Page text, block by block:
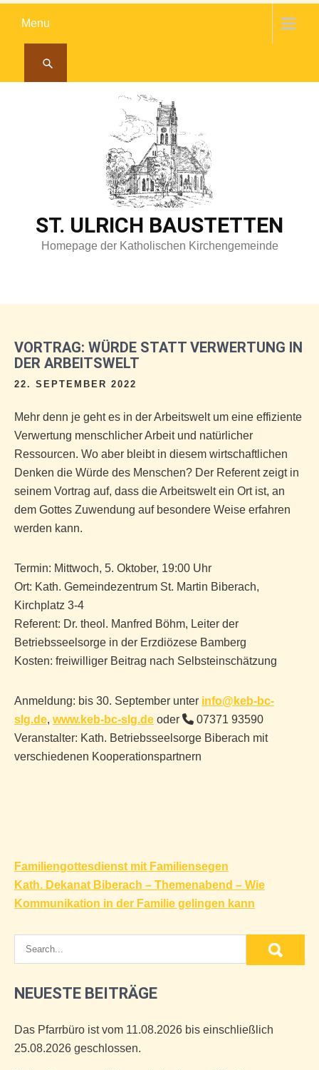
Menu
ST. ULRICH BAUSTETTEN
Homepage der Katholischen Kirchengemeinde
VORTRAG: WÜRDE STATT VERWERTUNG IN
DER ARBEITSWELT
22. SEPTEMBER 2022
Mehr denn je geht es in der Arbeitswelt um eine effiziente
Verwertung menschlicher Arbeit und natürlicher
Ressourcen. Wo aber bleibt in diesem wirtschaftlichen
Denken die Würde des Menschen? Der Referent zeigt in
seinem Vortrag auf, dass die Arbeitswelt ein Ort ist, an
dem Gottes Zuwendung auf besondere Weise erfahren
werden kann.
Termin: Mittwoch, 5. Oktober, 19:00 Uhr
Ort: Kath. Gemeindezentrum St. Martin Biberach,
Kirchplatz 3-4
Referent: Dr. theol. Manfred Böhm, Leiter der
Betriebsseelsorge in der Erzdiözese Bamberg
Kosten: freiwilliger Beitrag nach Selbsteinschätzung
Anmeldung: bis 30. September unter info@keb-bc-
slg.de, www.keb-bc-slg.de oder
07371 93590
Veranstalter: Kath. Betriebsseelsorge Biberach mit
verschiedenen Kooperationspartnern
Beitragsnavigation
Familiengottesdienst mit Familiensegen
Kath. Dekanat Biberach – Themenabend – Wie
Kommunikation in der Familie gelingen kann
NEUESTE BEITRÄGE
Das Pfarrbüro ist vom 11.08.2026 bis einschließlich
25.08.2026 geschlossen.